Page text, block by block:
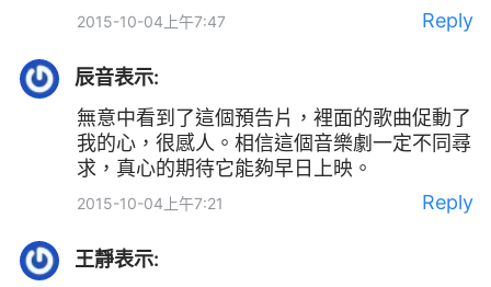
2015-10-04上午7:47
Reply
辰音表示:
2015-10-04上午7:21
無意中看到了這個預告片，裡面的歌曲促動了
我的心，很感人。相信這個音樂劇一定不同尋
求，真心的期待它能夠早日上映。
Reply
王靜表示: